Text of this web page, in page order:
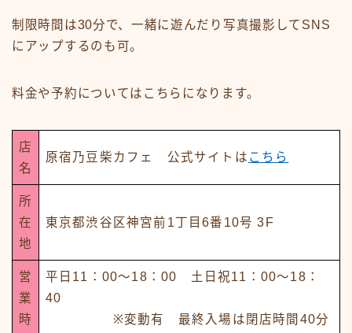
制限時間は30分で、一緒に遊んだり写真撮影してSNS
にアップするのも可。
料金や予約についてはこちらになります。
店
名
原宿乃豆柴カフェ 公式サイトは こちら
所
在
地
東京都渋谷区神宮前1丁目6番10号 3F
営
業
時
平日11：00～18：00 土日祝11：00～18：
40
※変動有 最終入場は閉店時間40分